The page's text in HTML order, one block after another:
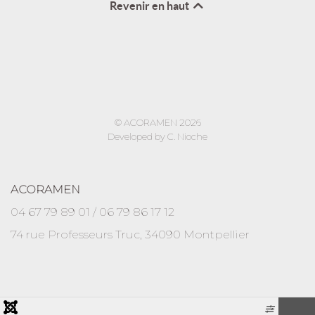
Revenir en haut
© ACORAMEN 2026
Developed by C. Nioche
ACORAMEN
04 67 79 89 01 / 06 79 86 17 12
74 rue Professeurs Truc, 34090 Montpellier